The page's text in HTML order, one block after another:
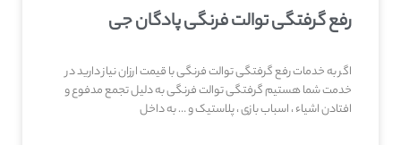
رفع گرفتگی توالت فرنگی پادگان جی
اگر به خدمات رفع گرفتگی توالت فرنگی با قیمت ارزان نیاز دارید در
خدمت شما هستیم گرفتگی توالت فرنگی به دلیل تجمع مدفوع و
افتادن اشیاء ، اسباب بازی ، پلاستیک و … به داخل